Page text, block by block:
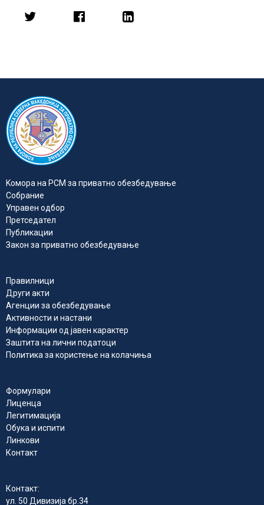
Kомора на РСМ за приватно обезбедувањe
Собрание
Управен одбор
Претседател
Публикации
Закон за приватно обезбедување
Правилници
Други акти
Агенции за обезбедување
Активности и настани
Информации од јавен карактер
Заштита на лични податоци
Политика за користење на колачиња
Формулари
Лиценца
Легитимација
Обука и испити
Линкови
Контакт
Контакт:
ул. 50 Дивизија бр.34